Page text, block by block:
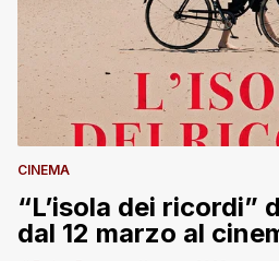
CINEMA
“L’isola dei ricordi”
dal 12 marzo al